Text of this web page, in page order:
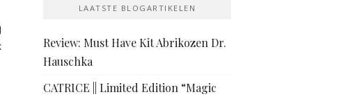
LAATSTE BLOGARTIKELEN
Review: Must Have Kit Abrikozen Dr.
Hauschka
CATRICE || Limited Edition “Magic